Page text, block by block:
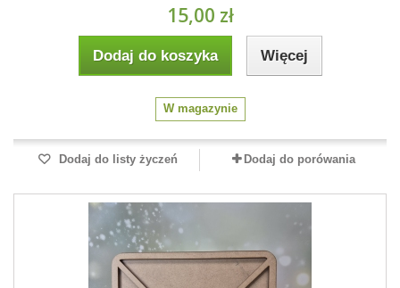
15,00 zł
Dodaj do koszyka Więcej
W magazynie
Dodaj do listy życzeń Dodaj do porówania